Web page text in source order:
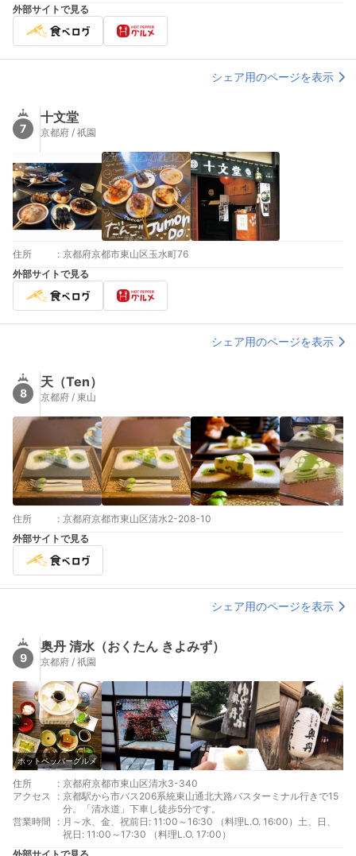
外部サイトで見る
シェア用のページを表示
7
十文堂
京都府 / 祇園
住所 : 京都府京都市東山区玉水町76
外部サイトで見る
シェア用のページを表示
8
天（Ten）
京都府 / 東山
住所 : 京都府京都市東山区清水2-208-10
外部サイトで見る
シェア用のページを表示
9
奥丹 清水（おくたん きよみず）
京都府 / 祇園
ホットペッパーグルメ
住所 : 京都府京都市東山区清水3-340
アクセス
: 京都駅から市バス206系統東山通北大路バスターミナル行きで15
分。「清水道」下車し徒歩5分です。
営業時間
: 月～水、金、祝前日: 11:00～16:30 （料理L.O. 16:00）土、日、
祝日: 11:00～17:30 （料理L.O. 17:00）